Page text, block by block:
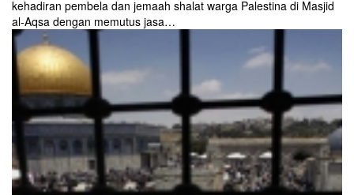
kehadiran pembela dan jemaah shalat warga Palestina di Masjid
al-Aqsa dengan memutus jasa…